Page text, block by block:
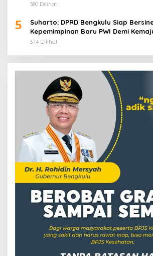
380 Dilihat
5
Suharto: DPRD Bengkulu Siap
Kepemimpinan Baru PWI Demi
374 Dilihat